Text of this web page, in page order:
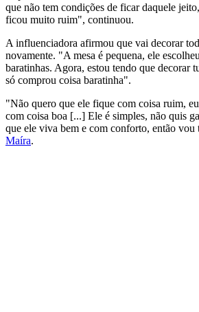
que não tem condições de ficar daquele
ficou muito ruim", continuou.
A influenciadora afirmou que vai decorar
novamente. "A mesa é pequena, ele
baratinhas. Agora, estou tendo que decorar
só comprou coisa baratinha".
"Não quero que ele fique com coisa ruim,
com coisa boa [...] Ele é simples, não quis
que ele viva bem e com conforto, então
Maíra.